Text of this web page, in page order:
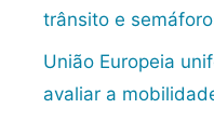
trânsito e
União Europeia
avaliar a